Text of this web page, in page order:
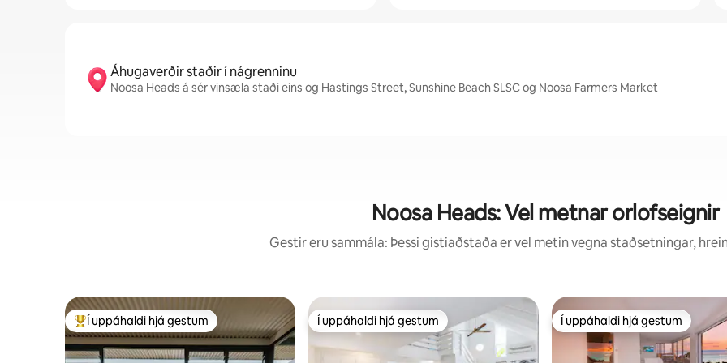
Áhugaverðir staðir í nágrenninu
Noosa Heads á sér vinsæla staði eins og Hastings Street, Sunshine Beach SLSC og Noosa Farmers Market
Noosa Heads: Vel metnar orlofseignir
Gestir eru sammála: Þessi gistiaðstaða er vel metin vegna staðsetningar,
Í mestu uppáhaldi hjá gestum
Í uppáhaldi hjá gestum Í uppáhaldi hjá gestum
Í uppáhaldi hjá gestum Í uppáhaldi hjá gestum
Í uppáhaldi hjá gestum